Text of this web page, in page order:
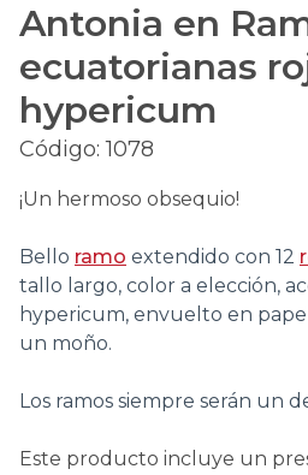
Antonia en
ecuatorianas
hypericum
Código:1078
¡Un hermoso obsequio!
Bello ramo extendido con 12
tallo largo, color a elección,
hypericum, envuelto en
un moño.
Los ramos siempre serán un
Este producto incluye un